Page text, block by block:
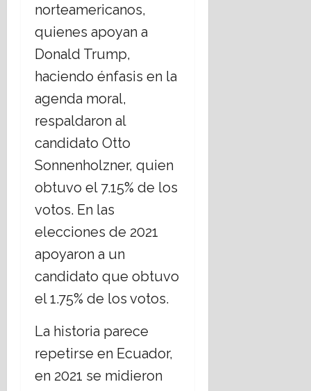
norteamericanos,
quienes apoyan a
Donald Trump,
haciendo énfasis en la
agenda moral,
respaldaron al
candidato Otto
Sonnenholzner, quien
obtuvo el 7.15% de los
votos. En las
elecciones de 2021
apoyaron a un
candidato que obtuvo
el 1.75% de los votos.
La historia parece
repetirse en Ecuador,
en 2021 se midieron